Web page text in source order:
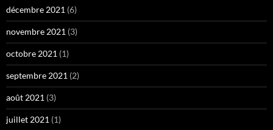
décembre 2021 (6)
novembre 2021 (3)
octobre 2021 (1)
septembre 2021 (2)
août 2021 (3)
juillet 2021 (1)